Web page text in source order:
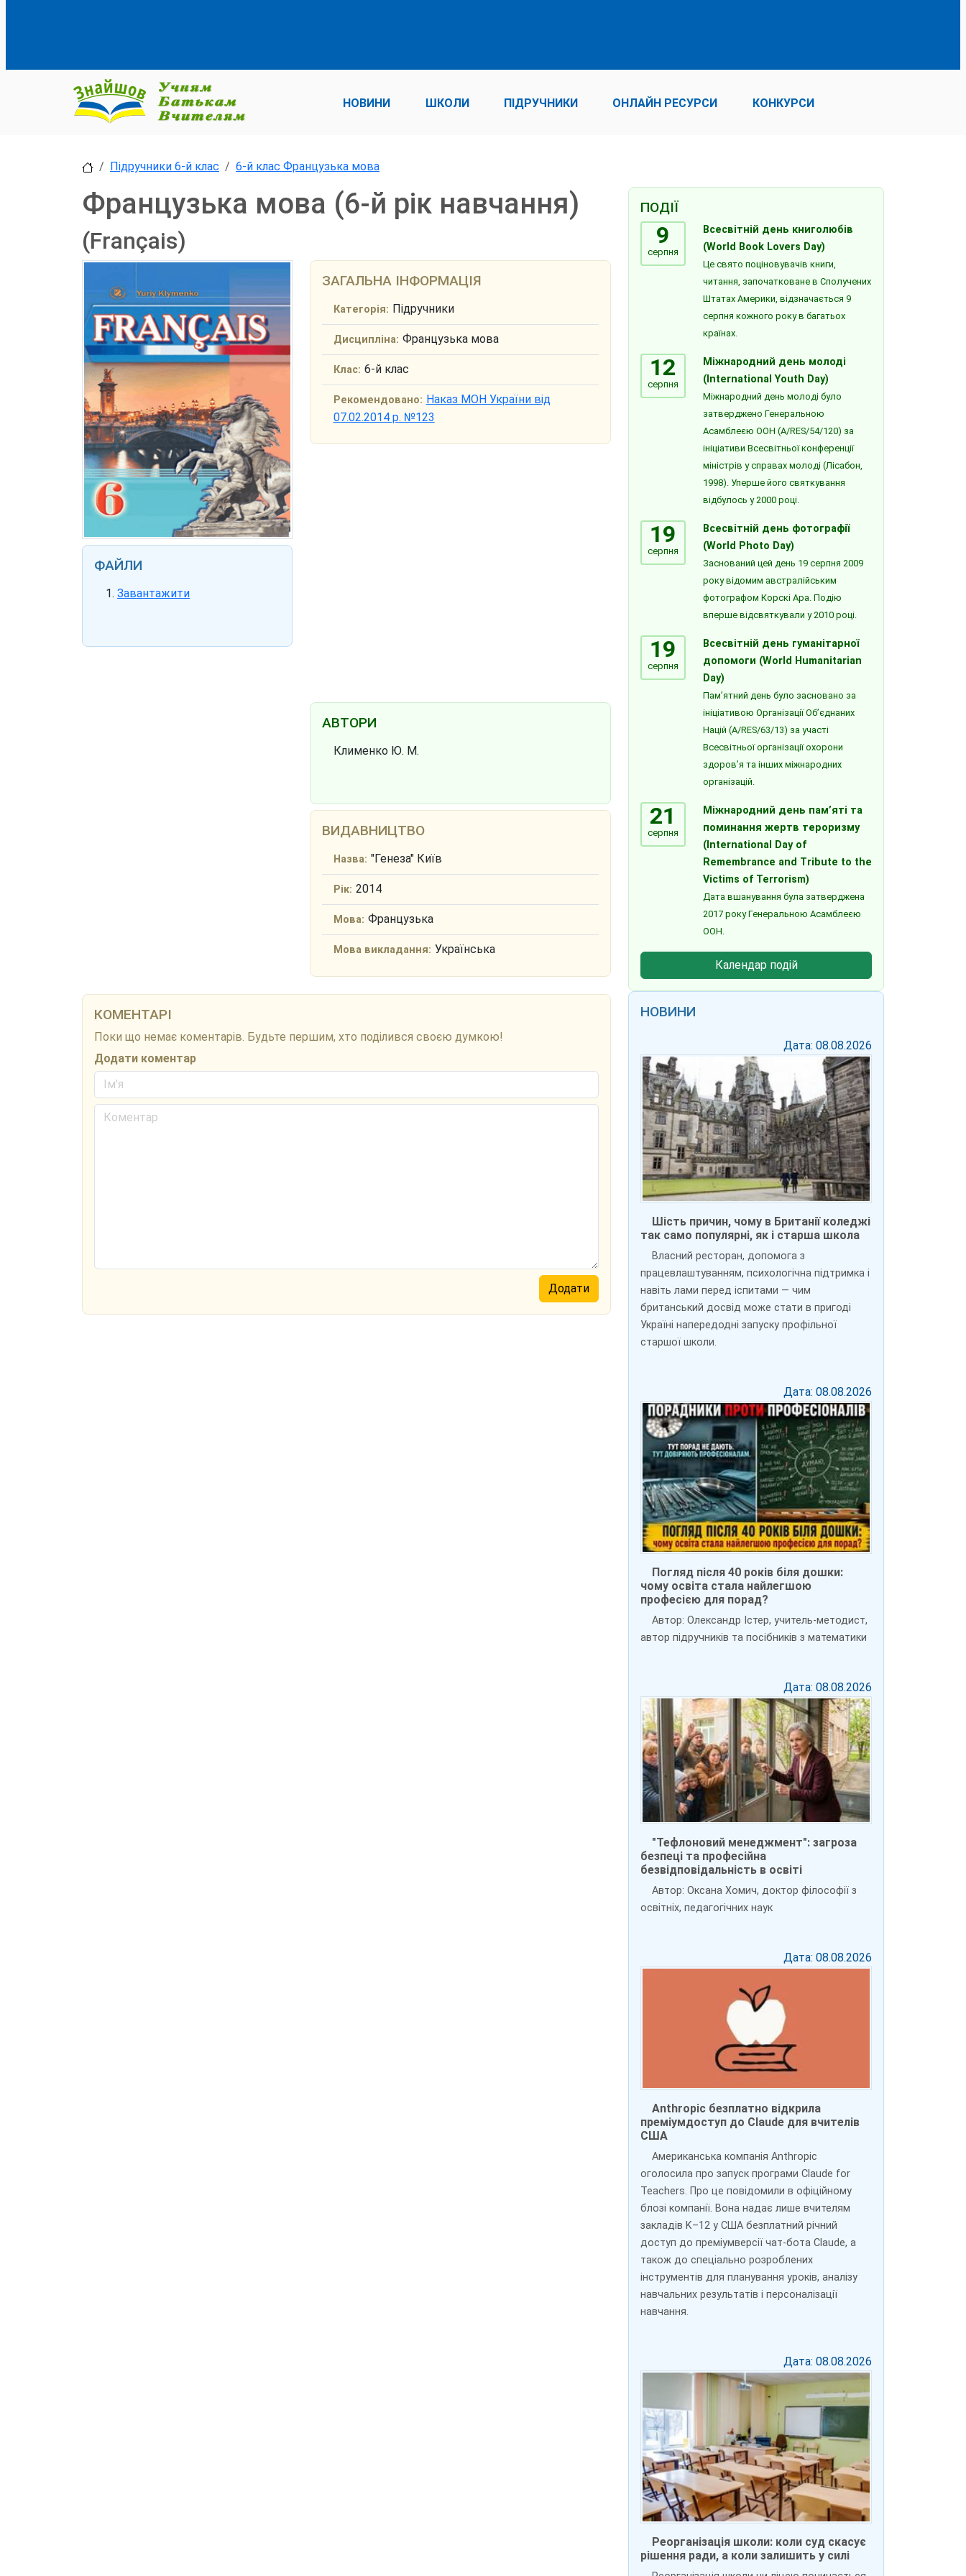
НОВИНИ ШКОЛИ ПІДРУЧНИКИ ОНЛАЙН РЕСУРСИ КОНКУРСИ
Підручники 6-й клас 6-й клас Французька мова
Французька мова (6-й рік навчання)
(Français)
ФАЙЛИ
Завантажити
ЗАГАЛЬНА ІНФОРМАЦІЯ
Категорія: Підручники
Дисципліна: Французька мова
Клас: 6-й клас
Рекомендовано: Наказ МОН України від
07.02.2014 р. №123
АВТОРИ
Клименко Ю. М.
ВИДАВНИЦТВО
Назва: "Генеза" Київ
Рік: 2014
Мова: Французька
Мова викладання: Українська
КОМЕНТАРІ
Поки що немає коментарів. Будьте першим, хто поділився своєю думкою!
Додати коментар
ПОДІЇ
9
серпня
Всесвітній день книголюбів
(World Book Lovers Day)
Це свято поціновувачів книги,
читання, започатковане в Сполучених
Штатах Америки, відзначається 9
серпня кожного року в багатьох
країнах.
12
серпня
Міжнародний день молоді
(International Youth Day)
Міжнародний день молоді було
затверджено Генеральною
Асамблеєю ООН (A/RES/54/120) за
ініціативи Всесвітньої конференції
міністрів у справах молоді (Лісабон,
1998). Уперше його святкування
відбулось у 2000 році.
19
серпня
Всесвітній день фотографії
(World Photo Day)
Заснований цей день 19 серпня 2009
року відомим австралійським
фотографом Корскі Ара. Подію
вперше відсвяткували у 2010 році.
19
серпня
Всесвітній день гуманітарної
допомоги (World Humanitarian
Day)
Пам’ятний день було засновано за
ініціативою Організації Об’єднаних
Націй (A/RES/63/13) за участі
Всесвітньої організації охорони
здоров’я та інших міжнародних
організацій.
21
серпня
Міжнародний день пам’яті та
поминання жертв тероризму
(International Day of
Remembrance and Tribute to the
Victims of Terrorism)
Дата вшанування була затверджена
2017 року Генеральною Асамблеєю
ООН.
Календар подій
НОВИНИ
Дата: 08.08.2026
Шість причин, чому в Британії коледжі
так само популярні, як і старша школа
Власний ресторан, допомога з
працевлаштуванням, психологічна підтримка і
навіть лами перед іспитами — чим
британський досвід може стати в пригоді
Україні напередодні запуску профільної
старшої школи.
Дата: 08.08.2026
Погляд після 40 років біля дошки:
чому освіта стала найлегшою
професією для порад?
Автор: Олександр Істер, учитель-методист,
автор підручників та посібників з математики
Дата: 08.08.2026
"Тефлоновий менеджмент": загроза
безпеці та професійна
безвідповідальність в освіті
Автор: Оксана Хомич, доктор філософії з
освітніх, педагогічних наук
Дата: 08.08.2026
Anthropic безплатно відкрила
преміумдоступ до Claude для вчителів
США
Американська компанія Anthropic
оголосила про запуск програми Claude for
Teachers. Про це повідомили в офіційному
блозі компанії. Вона надає лише вчителям
закладів K–12 у США безплатний річний
доступ до преміумверсії чат-бота Claude, а
також до спеціально розроблених
інструментів для планування уроків, аналізу
навчальних результатів і персоналізації
навчання.
Дата: 08.08.2026
Реорганізація школи: коли суд скасує
рішення ради, а коли залишить у силі